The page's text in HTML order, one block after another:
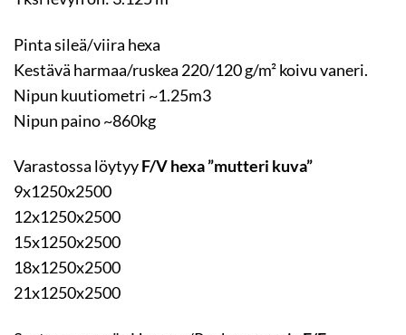
Pinta sileä/viira hexa
Kestävä harmaa/ruskea 220/120 g/m² koivu vaneri.
Nipun kuutiometri ~1.25m3
Nipun paino ~860kg
Varastossa löytyyF/V hexa ”mutteri kuva”
9x1250x2500
12x1250x2500
15x1250x2500
18x1250x2500
21x1250x2500